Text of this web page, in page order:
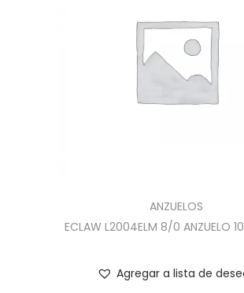
ANZUELOS
ECLAW L2004ELM 8/0 ANZUELO
Agregar a lista de